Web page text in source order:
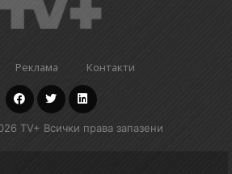
Реклама Контакти
TV+ Всички права запазени